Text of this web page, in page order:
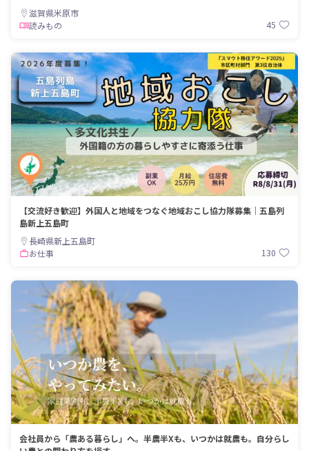
滋賀県米原市
読みもの
45
【交流好き歓迎】外国人と地域をつなぐ地域おこし協力隊募集｜五島列
島新上五島町
長崎県新上五島町
お仕事
130
会社員から「農ある暮らし」へ。半農半Xも、いつかは就農も。自分らし